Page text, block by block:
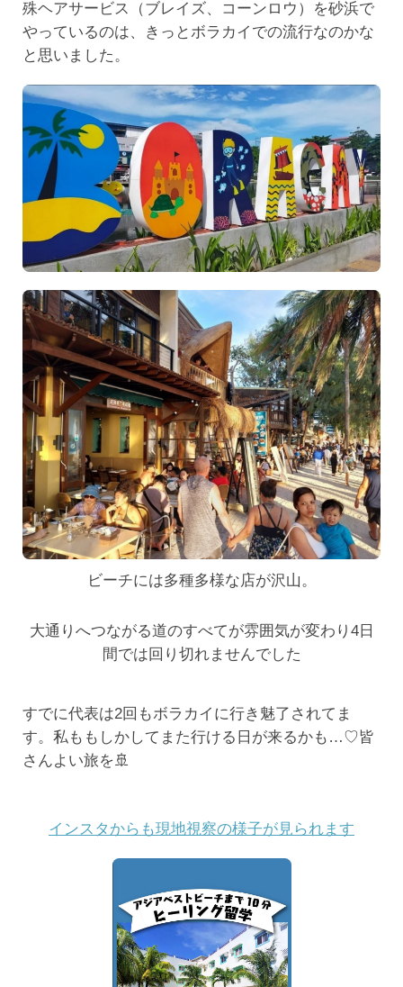
殊ヘアサービス（ブレイズ、コーンロウ）を砂浜で
やっているのは、きっとボラカイでの流行なのかな
と思いました。
ビーチには多種多様な店が沢山。
大通りへつながる道のすべてが雰囲気が変わり4日
間では回り切れませんでした
すでに代表は2回もボラカイに行き魅了されてま
す。私ももしかしてまた行ける日が来るかも…♡皆
さんよい旅を🚢
インスタからも現地視察の様子が見られます